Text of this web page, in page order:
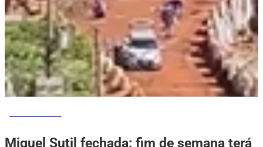
Miguel Sutil fechada: fim de semana terá